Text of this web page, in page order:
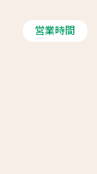
営業時間